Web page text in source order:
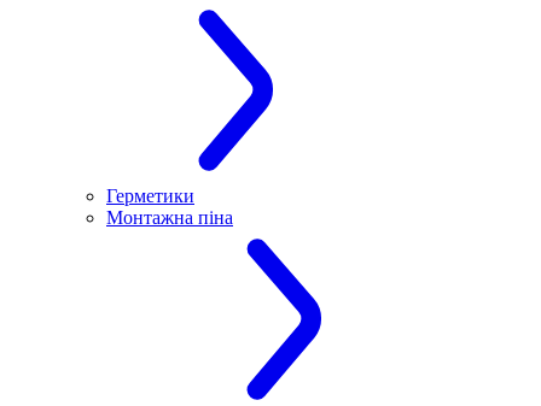
Герметики
Монтажна піна